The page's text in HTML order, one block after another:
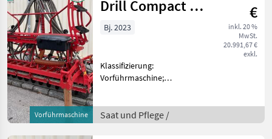
Vorführmaschine
Drill Compact 3
m
€
inkl. 20 %
MwSt.
20.991,67 €
exkl.
Bj. 2023
Klassifizierung:
Vorführmaschine;
Arbeitsbreite: 3; Tankinhalt
(Liter): 1100; Weitere
Saat und Pflege /